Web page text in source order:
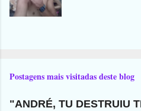
Postagens mais visitadas deste blog
"ANDRÉ, TU DESTRUIU